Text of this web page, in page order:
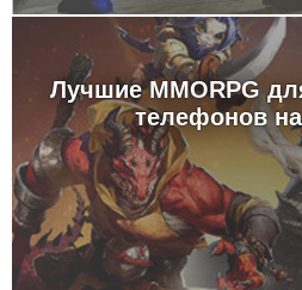
Лучшие MMORPG
телефонов